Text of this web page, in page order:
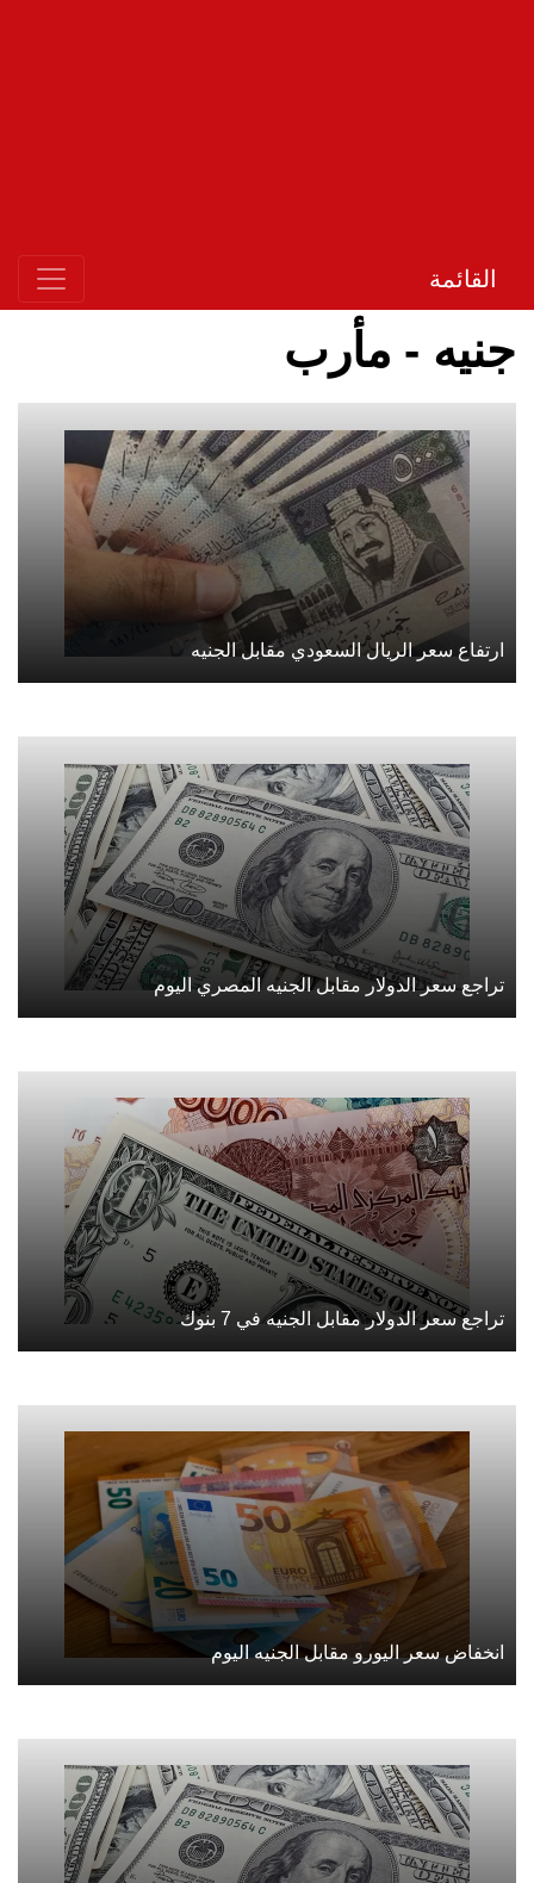
القائمة
جنيه - مأرب
ارتفاع سعر الريال السعودي مقابل الجنيه
تراجع سعر الدولار مقابل الجنيه المصري اليوم
تراجع سعر الدولار مقابل الجنيه في 7 بنوك
انخفاض سعر اليورو مقابل الجنيه اليوم